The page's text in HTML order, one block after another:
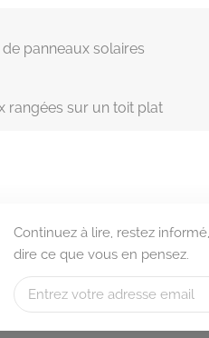
panneaux solaires
rangées sur un toit plat
Continuez à lire, restez
dire ce que vous en pensez.